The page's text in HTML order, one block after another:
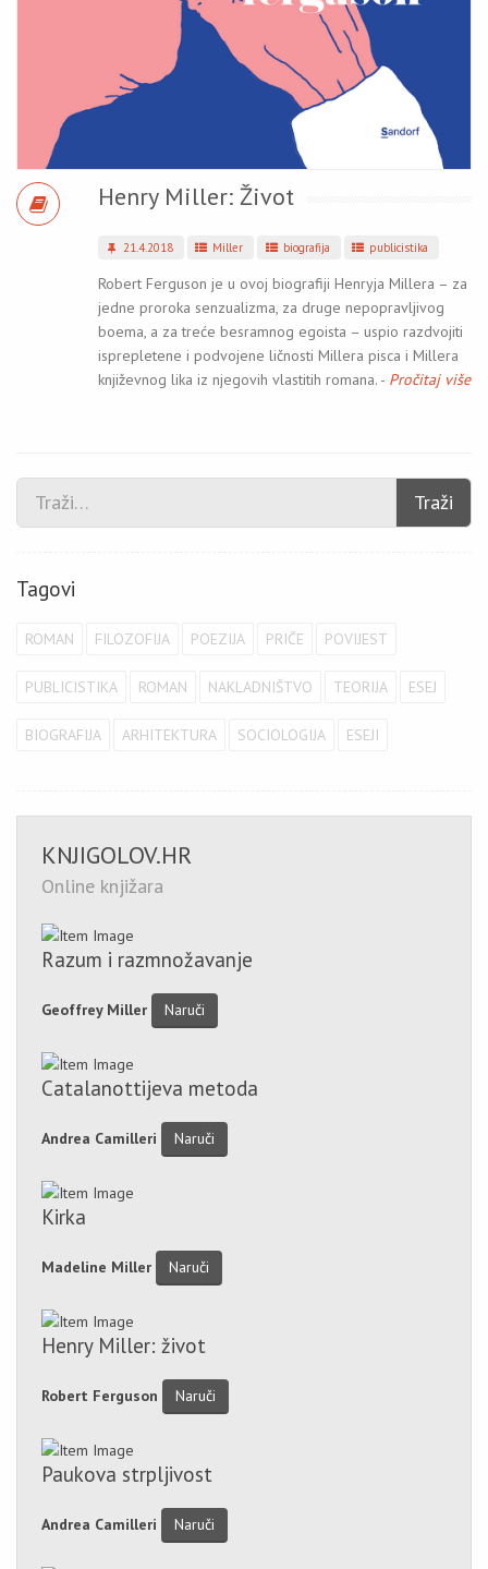
Henry Miller: Život
21.4.2018 Miller biografija publicistika
Robert Ferguson je u ovoj biografiji Henryja Millera – za
jedne proroka senzualizma, za druge nepopravljivog
boema, a za treće besramnog egoista – uspio razdvojiti
isprepletene i podvojene ličnosti Millera pisca i Millera
književnog lika iz njegovih vlastitih romana. - Pročitaj više
Traži
Tagovi
ROMAN FILOZOFIJA POEZIJA PRIČE POVIJEST
PUBLICISTIKA ROMAN NAKLADNIŠTVO TEORIJA ESEJ
BIOGRAFIJA ARHITEKTURA SOCIOLOGIJA ESEJI
KNJIGOLOV.HR
Online knjižara
Razum i razmnožavanje
Geoffrey Miller Naruči
Catalanottijeva metoda
Andrea Camilleri Naruči
Kirka
Madeline Miller Naruči
Henry Miller: život
Robert Ferguson Naruči
Paukova strpljivost
Andrea Camilleri Naruči